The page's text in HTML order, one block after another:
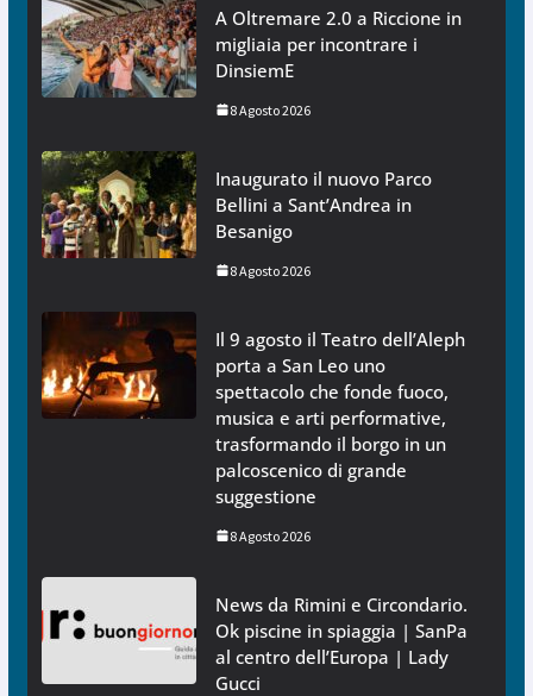
A Oltremare 2.0 a Riccione in
migliaia per incontrare i
DinsiemE
8 Agosto 2026
Inaugurato il nuovo Parco
Bellini a Sant’Andrea in
Besanigo
8 Agosto 2026
Il 9 agosto il Teatro dell’Aleph
porta a San Leo uno
spettacolo che fonde fuoco,
musica e arti performative,
trasformando il borgo in un
palcoscenico di grande
suggestione
8 Agosto 2026
News da Rimini e Circondario.
Ok piscine in spiaggia | SanPa
al centro dell’Europa | Lady
Gucci